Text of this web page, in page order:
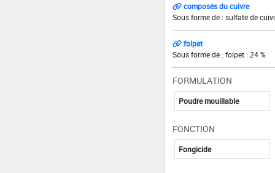
composés du cuivre
Sous forme de : sulfate de
folpet
Sous forme de : folpet : 24 %
FORMULATION
Poudre mouillable
FONCTION
Fongicide